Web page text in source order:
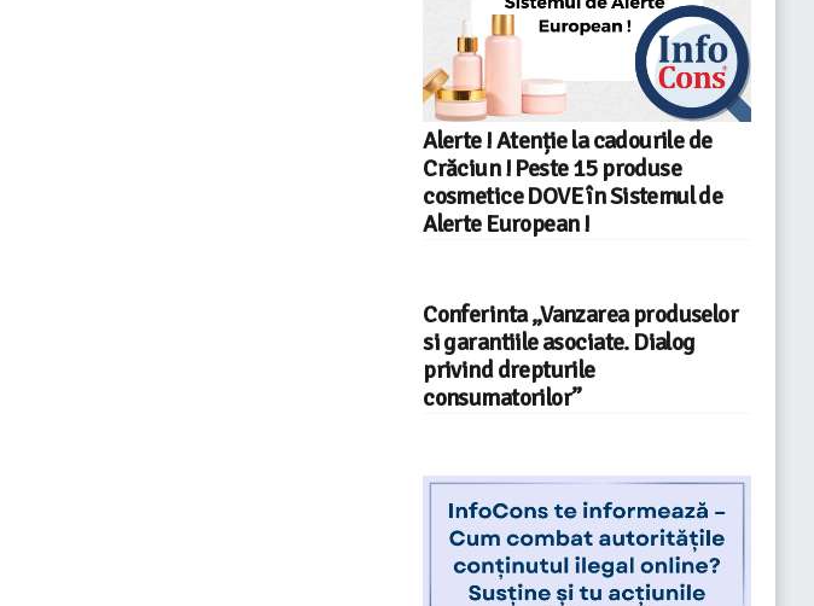
Alerte ! Atenție la cadourile de
Crăciun ! Peste 15 produse
cosmetice DOVE în Sistemul de
Alerte European !
Conferinta „Vanzarea produselor
si garantiile asociate. Dialog
privind drepturile
consumatorilor”